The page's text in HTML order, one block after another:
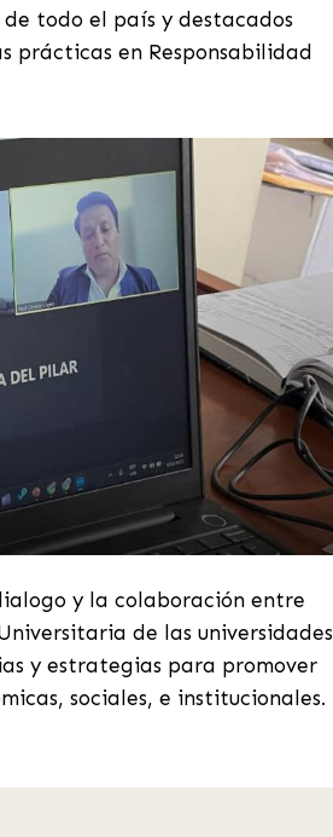
todo el país y destacados
prácticas en Responsabilidad
y la colaboración entre
de las universidades
y estrategias para promover
sociales, e institucionales.